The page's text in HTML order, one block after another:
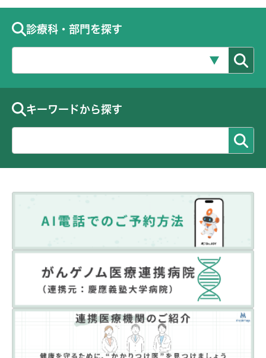
診療科・部門を探す
キーワードから探す